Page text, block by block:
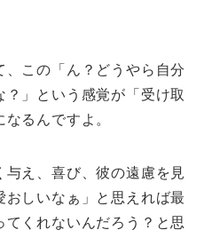
この「ん？どうやら自分
」という感覚が「受け取
るんですよ。
え、喜び、彼の遠慮を見
しいなぁ」と思えれば最
くれないんだろう？と思